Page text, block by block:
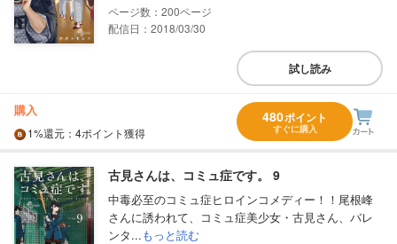
200
配信日：2018/03/30
試し読み
購入
1%還元 ：4ポイント獲得
480ポイント
すぐに購入
古見さんは、コミュ症です。 9
中毒必至のコミュ症ヒロインコメディー！！尾根峰
さんに誘われて、コミュ症美少女・古見さん、バレ
ンタ...もっと読む